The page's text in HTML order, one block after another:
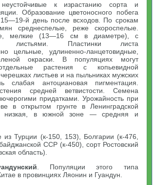
к израстанию сорта и
Образование цветоносного побега
й день после всходов. По срокам
среднеспелые, реже скороспелые.
мелкие (13—16 см в диаметре), с
листьями. Пластинки листа
цельные, удлиненно-ланцетовидные,
окраски. В популяциях могут
растения с копьевидной
листьев и на пыльниках мужских
слабая антоциановая пигментация.
средней ветвистости. Семена
придатками. Урожайность при
в открытом грунте в Ленинградской
низкая, в южной зоне — средняя и
из Турции (к-150, 153), Болгарии (к-476,
ССР (к-450), сорт Ростовский
область).
. Популяции этого типа
в провинциях Ляонин и Гуандун.